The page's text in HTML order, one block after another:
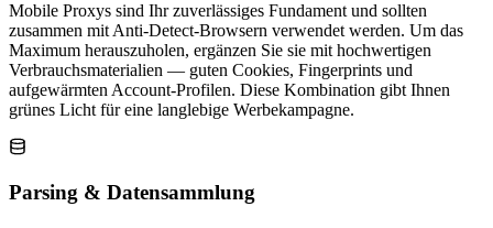
Mobile Proxys sind Ihr zuverlässiges Fundament und sollten
zusammen mit Anti-Detect-Browsern verwendet werden. Um das
Maximum herauszuholen, ergänzen Sie sie mit hochwertigen
Verbrauchsmaterialien — guten Cookies, Fingerprints und
aufgewärmten Account-Profilen. Diese Kombination gibt Ihnen
grünes Licht für eine langlebige Werbekampagne.
Parsing & Datensammlung